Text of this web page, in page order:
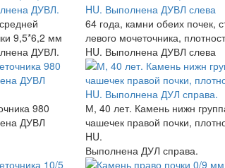
9,5*6,2 мм
ДУВЛ.
64 года, камни обеих почек,
левого мочеточника,
HU. Выполнена ДУВЛ слева
980
ДУВЛ
М, 40 лет. Камень нижн
чашечек правой почки,
HU.
Выполнена ДУЛ справа.